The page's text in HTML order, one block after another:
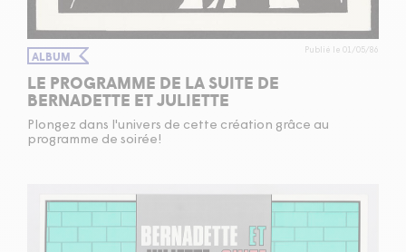
ALBUM Publié le 01/05/86
LE PROGRAMME DE LA SUITE DE
BERNADETTE ET JULIETTE
Plongez dans l'univers de cette création grâce au
programme de soirée!